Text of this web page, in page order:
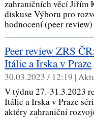
zahraničních věcí Jiřím
diskuse Výboru pro
hodnocení (peer
Peer review ZRS
Itálie a Irska v Praze
30.03.2023 / 12:19 |
V týdnu 27.-31.3.2023
Itálie a Irska v Praze
aktéry zahraniční